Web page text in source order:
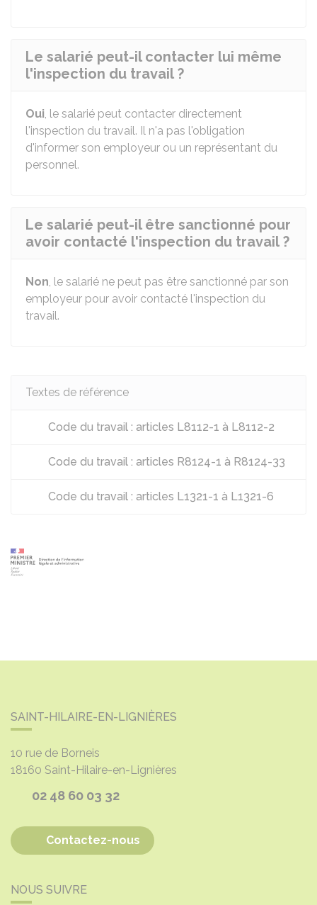
Le salarié peut-il contacter lui même
l'inspection du travail ?
Oui, le salarié peut contacter directement
l'inspection du travail. Il n'a pas l'obligation
d'informer son employeur ou un représentant du
personnel.
Le salarié peut-il être sanctionné pour
avoir contacté l'inspection du travail ?
Non, le salarié ne peut pas être sanctionné par son
employeur pour avoir contacté l'inspection du
travail.
Textes de référence
Code du travail : articles L8112-1 à L8112-2
Code du travail : articles R8124-1 à R8124-33
Code du travail : articles L1321-1 à L1321-6
SAINT-HILAIRE-EN-LIGNIÈRES
10 rue de Borneis
18160 Saint-Hilaire-en-Lignières
02 48 60 03 32
Contactez-nous
NOUS SUIVRE